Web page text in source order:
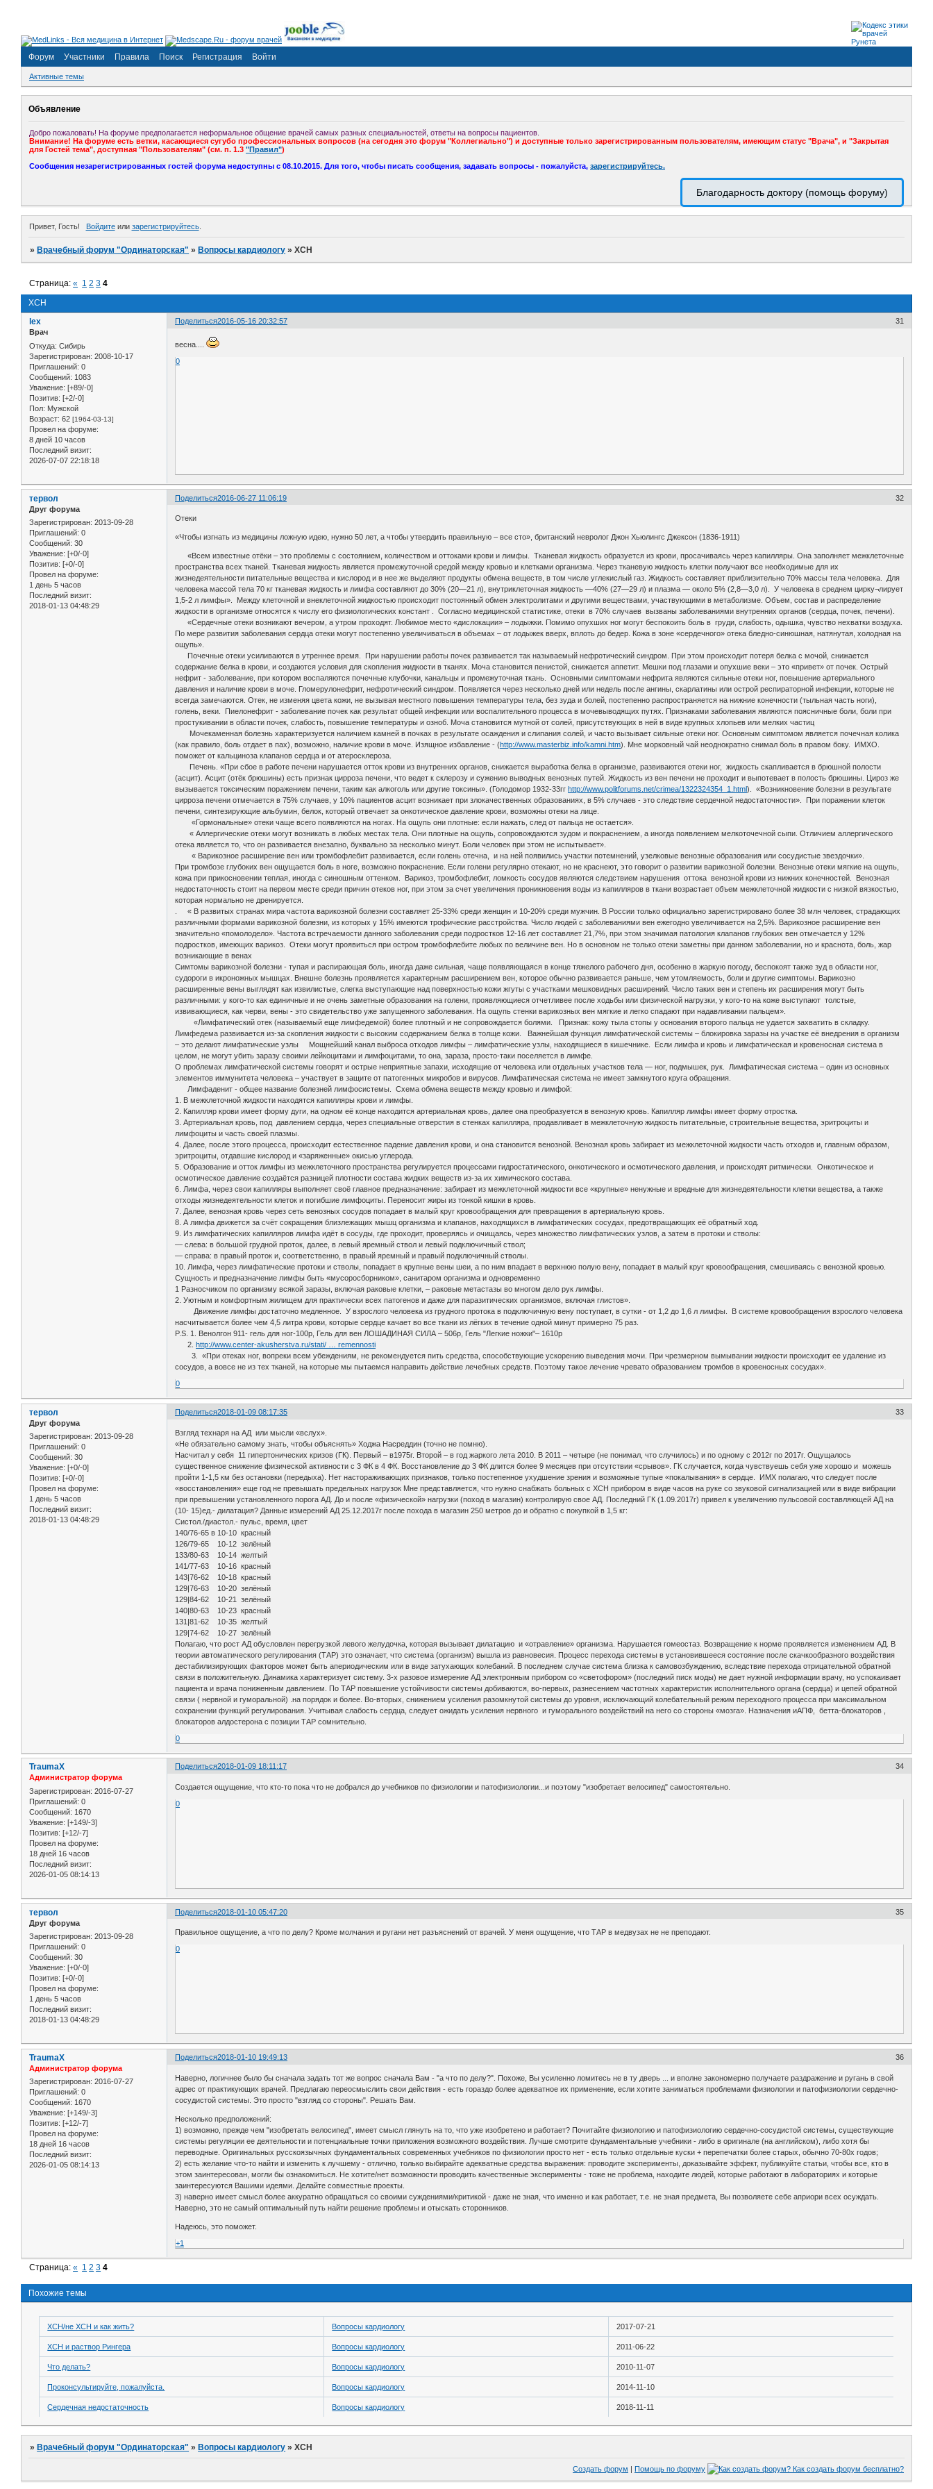
Форум Участники Правила Поиск Регистрация Войти
Активные темы
Объявление
Добро пожаловать! На форуме предполагается неформальное общение врачей самых разных специальностей, ответы на вопросы пациентов.
Внимание! На форуме есть ветки, касающиеся сугубо профессиональных вопросов (на сегодня это форум "Коллегиально") и доступные только зарегистрированным пользователям, имеющим статус "Врача", и "Закрытая
для Гостей тема", доступная "Пользователям" (см. п. 1.3 "Правил")
Сообщения незарегистрированных гостей форума недоступны с 08.10.2015. Для того, чтобы писать сообщения, задавать вопросы - пожалуйста, зарегистрируйтесь.
Благодарность доктору (помощь форуму)
Привет, Гость! Войдитеили зарегистрируйтесь.
» Врачебный форум "Ординаторская" » Вопросы кардиологу »ХСН
ХСН
Страница:« 1 2 3 4
Поделиться 31
2016-05-16 20:32:57
lex
Врач
Откуда: Сибирь
Зарегистрирован: 2008-10-17
Приглашений: 0
Сообщений: 1083
Уважение: [+89/-0]
Позитив: [+2/-0]
Пол: Мужской
Возраст: 62 [1964-03-13]
Провел на форуме:
8 дней 10 часов
Последний визит:
2026-07-07 22:18:18
весна....
0
Поделиться 32
2016-06-27 11:06:19
тервол
Друг форума
Зарегистрирован: 2013-09-28
Приглашений: 0
Сообщений: 30
Уважение: [+0/-0]
Позитив: [+0/-0]
Провел на форуме:
1 день 5 часов
Последний визит:
2018-01-13 04:48:29
Отеки
«Чтобы изгнать из медицины ложную идею, нужно 50 лет, а чтобы утвердить правильную – все сто», британский невролог Джон Хьюлингс Джексон (1836-1911)
«Всем известные отёки – это проблемы с состоянием, количеством и оттоками крови и лимфы. Тканевая жидкость образуется из крови, просачиваясь через капилляры. Она заполняет межклеточные
пространства всех тканей. Тканевая жидкость является промежуточной средой между кровью и клетками организма. Через тканевую жидкость клетки получают все необходимые для их
жизнедеятельности питательные вещества и кислород и в нее же выделяют продукты обмена веществ, в том числе углекислый газ. Жидкость составляет приблизительно 70% массы тела человека. Для
человека массой тела 70 кг тканевая жидкость и лимфа составляют до 30% (20—21 л), внутриклеточная жидкость —40% (27—29 л) и плазма — около 5% (2,8—3,0 л). У человека в среднем цирку¬лирует
1,5-2 л лимфы». Между клеточной и внеклеточной жидкостью происходит постоянный обмен электролитами и другими веществами, участвующими в метаболизме. Объем, состав и распределение
жидкости в организме относятся к числу его физиологических констант . Согласно медицинской статистике, отеки в 70% случаев вызваны заболеваниями внутренних органов (сердца, почек, печени).
«Сердечные отеки возникают вечером, а утром проходят. Любимое место «дислокации» – лодыжки. Помимо опухших ног могут беспокоить боль в груди, слабость, одышка, чувство нехватки воздуха.
По мере развития заболевания сердца отеки могут постепенно увеличиваться в объемах – от лодыжек вверх, вплоть до бедер. Кожа в зоне «сердечного» отека бледно-синюшная, натянутая, холодная на
ощупь».
Почечные отеки усиливаются в утреннее время. При нарушении работы почек развивается так называемый нефротический синдром. При этом происходит потеря белка с мочой, снижается
содержание белка в крови, и создаются условия для скопления жидкости в тканях. Моча становится пенистой, снижается аппетит. Мешки под глазами и опухшие веки – это «привет» от почек. Острый
нефрит - заболевание, при котором воспаляются почечные клубочки, канальцы и промежуточная ткань. Основными симптомами нефрита являются сильные отеки ног, повышение артериального
давления и наличие крови в моче. Гломерулонефрит, нефротический синдром. Появляется через несколько дней или недель после ангины, скарлатины или острой респираторной инфекции, которые не
всегда замечаются. Отек, не изменяя цвета кожи, не вызывая местного повышения температуры тела, без зуда и болей, постепенно распространяется на нижние конечности (тыльная часть ноги),
голень, веки. Пиелонефрит - заболевание почек как результат общей инфекции или воспалительного процесса в мочевыводящих путях. Признаками заболевания являются поясничные боли, боли при
простукивании в области почек, слабость, повышение температуры и озноб. Моча становится мутной от солей, присутствующих в ней в виде крупных хлопьев или мелких частиц
Мочекаменная болезнь характеризуется наличием камней в почках в результате осаждения и слипания солей, и часто вызывает сильные отеки ног. Основным симптомом является почечная колика
(как правило, боль отдает в пах), возможно, наличие крови в моче. Изящное избавление - (http://www.masterbiz.info/kamni.htm). Мне морковный чай неоднократно снимал боль в правом боку. ИМХО.
поможет от кальциноза клапанов сердца и от атеросклероза.
Печень. «При сбое в работе печени нарушается отток крови из внутренних органов, снижается выработка белка в организме, развиваются отеки ног, жидкость скапливается в брюшной полости
(асцит). Асцит (отёк брюшины) есть признак цирроза печени, что ведет к склерозу и сужению выводных венозных путей. Жидкость из вен печени не проходит и выпотевает в полость брюшины. Цироз же
вызывается токсическим поражением печени, таким как алкоголь или другие токсины». (Голодомор 1932-33ггhttp://www.politforums.net/crimea/1322324354_1.html). «Возникновение болезни в результате
цирроза печени отмечается в 75% случаев, у 10% пациентов асцит возникает при злокачественных образованиях, в 5% случаев - это следствие сердечной недостаточности». При поражении клеток
печени, синтезирующие альбумин, белок, который отвечает за онкотическое давление крови, возможны отеки на лице.
«Гормональные» отеки чаще всего появляются на ногах. На ощупь они плотные: если нажать, след от пальца не остается».
« Аллергические отеки могут возникать в любых местах тела. Они плотные на ощупь, сопровождаются зудом и покраснением, а иногда появлением мелкоточечной сыпи. Отличием аллергического
отека является то, что он развивается внезапно, буквально за несколько минут. Боли человек при этом не испытывает».
« Варикозное расширение вен или тромбофлебит развивается, если голень отечна, и на ней появились участки потемнений, узелковые венозные образования или сосудистые звездочки».
При тромбозе глубоких вен ощущается боль в ноге, возможно покраснение. Если голени регулярно отекают, но не краснеют, это говорит о развитии варикозной болезни. Венозные отеки мягкие на ощупь,
кожа при прикосновении теплая, иногда с синюшным оттенком. Варикоз, тромбофлебит, ломкость сосудов являются следствием нарушения оттока венозной крови из нижних конечностей. Венозная
недостаточность стоит на первом месте среди причин отеков ног, при этом за счет увеличения проникновения воды из капилляров в ткани возрастает объем межклеточной жидкости с низкой вязкостью,
которая нормально не дренируется.
. « В развитых странах мира частота варикозной болезни составляет 25-33% среди женщин и 10-20% среди мужчин. В России только официально зарегистрировано более 38 млн человек, страдающих
различными формами варикозной болезни, из которых у 15% имеются трофические расстройства. Число людей с заболеваниями вен ежегодно увеличивается на 2,5%. Варикозное расширение вен
значительно «помолодело». Частота встречаемости данного заболевания среди подростков 12-16 лет составляет 21,7%, при этом значимая патология клапанов глубоких вен отмечается у 12%
подростков, имеющих варикоз. Отеки могут проявиться при остром тромбофлебите любых по величине вен. Но в основном не только отеки заметны при данном заболевании, но и краснота, боль, жар
возникающие в венах
Симтомы варикозной болезни - тупая и распирающая боль, иногда даже сильная, чаще появляющаяся в конце тяжелого рабочего дня, особенно в жаркую погоду, беспокоят также зуд в области ног,
судороги в икроножных мышцах. Внешне болезнь проявляется характерным расширением вен, которое обычно развивается раньше, чем утомляемость, боли и другие симптомы. Варикозно
расширенные вены выглядят как извилистые, слегка выступающие над поверхностью кожи жгуты с участками мешковидных расширений. Число таких вен и степень их расширения могут быть
различными: у кого-то как единичные и не очень заметные образования на голени, проявляющиеся отчетливее после ходьбы или физической нагрузки, у кого-то на коже выступают толстые,
извивающиеся, как черви, вены - это свидетельство уже запущенного заболевания. На ощупь стенки варикозных вен мягкие и легко спадают при надавливании пальцем».
«Лимфатический отек (называемый еще лимфедемой) более плотный и не сопровождается болями. Признак: кожу тыла стопы у основания второго пальца не удается захватить в складку.
Лимфедема развивается из-за скопления жидкости с высоким содержанием белка в толще кожи. Важнейшая функция лимфатической системы – блокировка заразы на участке её внедрения в организм
– это делают лимфатические узлы Мощнейший канал выброса отходов лимфы – лимфатические узлы, находящиеся в кишечнике. Если лимфа и кровь и лимфатическая и кровеносная система в
целом, не могут убить заразу своими лейкоцитами и лимфоцитами, то она, зараза, просто-таки поселяется в лимфе.
О проблемах лимфатической системы говорят и острые неприятные запахи, исходящие от человека или отдельных участков тела — ног, подмышек, рук. Лимфатическая система – один из основных
элементов иммунитета человека – участвует в защите от патогенных микробов и вирусов. Лимфатическая система не имеет замкнутого круга обращения.
Лимфаденит - общее название болезней лимфосистемы. Схема обмена веществ между кровью и лимфой:
1. В межклеточной жидкости находятся капилляры крови и лимфы.
2. Капилляр крови имеет форму дуги, на одном её конце находится артериальная кровь, далее она преобразуется в венозную кровь. Капилляр лимфы имеет форму отростка.
3. Артериальная кровь, под давлением сердца, через специальные отверстия в стенках капилляра, продавливает в межклеточную жидкость питательные, строительные вещества, эритроциты и
лимфоциты и часть своей плазмы.
4. Далее, после этого процесса, происходит естественное падение давления крови, и она становится венозной. Венозная кровь забирает из межклеточной жидкости часть отходов и, главным образом,
эритроциты, отдавшие кислород и «заряженные» окисью углерода.
5. Образование и отток лимфы из межклеточного пространства регулируется процессами гидростатического, онкотического и осмотического давления, и происходят ритмически. Онкотическое и
осмотическое давление создаётся разницей плотности состава жидких веществ из-за их химического состава.
6. Лимфа, через свои капилляры выполняет своё главное предназначение: забирает из межклеточной жидкости все «крупные» ненужные и вредные для жизнедеятельности клетки вещества, а также
отходы жизнедеятельности клеток и погибшие лимфоциты. Переносит жиры из тонкой кишки в кровь.
7. Далее, венозная кровь через сеть венозных сосудов попадает в малый круг кровообращения для превращения в артериальную кровь.
8. А лимфа движется за счёт сокращения близлежащих мышц организма и клапанов, находящихся в лимфатических сосудах, предотвращающих её обратный ход.
9. Из лимфатических капилляров лимфа идёт в сосуды, где проходит, проверяясь и очищаясь, через множество лимфатических узлов, а затем в протоки и стволы:
— слева: в большой грудной проток, далее, в левый яремный ствол и левый подключичный ствол;
— справа: в правый проток и, соответственно, в правый яремный и правый подключичный стволы.
10. Лимфа, через лимфатические протоки и стволы, попадает в крупные вены шеи, а по ним впадает в верхнюю полую вену, попадает в малый круг кровообращения, смешиваясь с венозной кровью.
Сущность и предназначение лимфы быть «мусоросборником», санитаром организма и одновременно
1 Разносчиком по организму всякой заразы, включая раковые клетки, – раковые метастазы во многом дело рук лимфы.
2. Уютным и комфортным жилищем для практически всех патогенов и даже для паразитических организмов, включая глистов».
Движение лимфы достаточно медленное. У взрослого человека из грудного протока в подключичную вену поступает, в сутки - от 1,2 до 1,6 л лимфы. В системе кровообращения взрослого человека
насчитывается более чем 4,5 литра крови, которые сердце качает во все ткани из лёгких в течение одной минут примерно 75 раз.
P.S. 1. Венолгон 911- гель для ног-100р, Гель для вен ЛОШАДИНАЯ СИЛА – 506р, Гель "Легкие ножки"– 1610р
2.http://www.center-akusherstva.ru/stati/ … remennosti
3. «При отеках ног, вопреки всем убеждениям, не рекомендуется пить средства, способствующие ускорению выведения мочи. При чрезмерном вымывании жидкости происходит ее удаление из
сосудов, а вовсе не из тех тканей, на которые мы пытаемся направить действие лечебных средств. Поэтому такое лечение чревато образованием тромбов в кровеносных сосудах».
0
Поделиться 33
2018-01-09 08:17:35
тервол
Друг форума
Зарегистрирован: 2013-09-28
Приглашений: 0
Сообщений: 30
Уважение: [+0/-0]
Позитив: [+0/-0]
Провел на форуме:
1 день 5 часов
Последний визит:
2018-01-13 04:48:29
Взгляд технаря на АД или мысли «вслух».
«Не обязательно самому знать, чтобы объяснять» Ходжа Насреддин (точно не помню).
Насчитал у себя 11 гипертонических кризов (ГК). Первый – в1975г. Второй – в год жаркого лета 2010. В 2011 – четыре (не понимал, что случилось) и по одному с 2012г по 2017г. Ощущалось
существенное снижение физической активности с 3 ФК в 4 ФК. Восстановление до 3 ФК длится более 9 месяцев при отсутствии «срывов». ГК случается, когда чувствуешь себя уже хорошо и можешь
пройти 1-1,5 км без остановки (передыха). Нет настораживающих признаков, только постепенное ухудшение зрения и возможные тупые «покалывания» в сердце. ИМХ полагаю, что следует после
«восстановления» еще год не превышать предельных нагрузок Мне представляется, что нужно снабжать больных с ХСН прибором в виде часов на руке со звуковой сигнализацией или в виде вибрации
при превышении установленного порога АД. До и после «физической» нагрузки (поход в магазин) контролирую свое АД. Последний ГК (1.09.2017г) привел к увеличению пульсовой составляющей АД на
(10- 15)ед.- дилатация? Данные измерений АД 25.12.2017г после похода в магазин 250 метров до и обратно с покупкой в 1,5 кг:
Систол./диастол.- пульс, время, цвет
140/76-65 в 10-10 красный
126/79-65 10-12 зелёный
133/80-63 10-14 желтый
141/77-63 10-16 красный
143|76-62 10-18 красный
129|76-63 10-20 зелёный
129|84-62 10-21 зелёный
140|80-63 10-23 красный
131|81-62 10-35 желтый
129|74-62 10-27 зелёный
Полагаю, что рост АД обусловлен перегрузкой левого желудочка, которая вызывает дилатацию и «отравление» организма. Нарушается гомеостаз. Возвращение к норме проявляется изменением АД. В
теории автоматического регулирования (ТАР) это означает, что система (организм) вышла из равновесия. Процесс перехода системы в установившееся состояние после скачкообразного воздействия
дестабилизирующих факторов может быть апериодическим или в виде затухающих колебаний. В последнем случае система близка к самовозбуждению, вследствие перехода отрицательной обратной
связи в положительную. Динамика характеризует систему. 3-х разовое измерение АД электронным прибором со «светофором» (последний писк моды) не дает нужной информации врачу, но успокаивает
пациента и врача пониженным давлением. По ТАР повышение устойчивости системы добиваются, во-первых, разнесением частотных характеристик исполнительного органа (сердца) и цепей обратной
связи ( нервной и гуморальной) .на порядок и более. Во-вторых, снижением усиления разомкнутой системы до уровня, исключающий колебательный режим переходного процесса при максимальном
сохранении функций регулирования. Учитывая слабость сердца, следует ожидать усиления нервного и гуморального воздействий на него со стороны «мозга». Назначения иАПФ, бетта-блокаторов ,
блокаторов алдостерона с позиции ТАР сомнительно.
0
Поделиться 34
2018-01-09 18:11:17
TraumaX
Администратор форума
Зарегистрирован: 2016-07-27
Приглашений: 0
Сообщений: 1670
Уважение: [+149/-3]
Позитив: [+12/-7]
Провел на форуме:
18 дней 16 часов
Последний визит:
2026-01-05 08:14:13
Создается ощущение, что кто-то пока что не добрался до учебников по физиологии и патофизиологии...и поэтому "изобретает велосипед" самостоятельно.
0
Поделиться 35
2018-01-10 05:47:20
тервол
Друг форума
Зарегистрирован: 2013-09-28
Приглашений: 0
Сообщений: 30
Уважение: [+0/-0]
Позитив: [+0/-0]
Провел на форуме:
1 день 5 часов
Последний визит:
2018-01-13 04:48:29
Правильное ощущение, а что по делу? Кроме молчания и ругани нет разъяснений от врачей. У меня ощущение, что ТАР в медвузах не не преподают.
0
Поделиться 36
2018-01-10 19:49:13
TraumaX
Администратор форума
Зарегистрирован: 2016-07-27
Приглашений: 0
Сообщений: 1670
Уважение: [+149/-3]
Позитив: [+12/-7]
Провел на форуме:
18 дней 16 часов
Последний визит:
2026-01-05 08:14:13
Наверно, логичнее было бы сначала задать тот же вопрос сначала Вам - "а что по делу?". Похоже, Вы усиленно ломитесь не в ту дверь ... и вполне закономерно получаете раздражение и ругань в свой
адрес от практикующих врачей. Предлагаю переосмыслить свои действия - есть гораздо более адекватное их применение, если хотите заниматься проблемами физиологии и патофизиологии сердечно-
сосудистой системы. Это просто "взгляд со стороны". Решать Вам.
Несколько предположений:
1) возможно, прежде чем "изобретать велосипед", имеет смысл глянуть на то, что уже изобретено и работает? Почитайте физиологию и патофизиологию сердечно-сосудистой системы, существующие
системы регуляции ее деятельности и потенциальные точки приложения возможного воздействия. Лучше смотрите фундаментальные учебники - либо в оригинале (на английском), либо хотя бы
переводные. Оригинальных русскоязычных фундаментальных современных учебников по физиологии просто нет - есть только отдельные куски + перепечатки более старых, обычно 70-80х годов;
2) есть желание что-то найти и изменить к лучшему - отлично, только выбирайте адекватные средства выражения: проводите эксперименты, доказывайте эффект, публикуйте статьи, чтобы все, кто в
этом заинтересован, могли бы ознакомиться. Не хотите/нет возможности проводить качественные эксперименты - тоже не проблема, находите людей, которые работают в лабораториях и которые
заинтересуются Вашими идеями. Делайте совместные проекты.
3) наверно имеет смысл более аккуратно обращаться со своими суждениями/критикой - даже не зная, что именно и как работает, т.е. не зная предмета, Вы позволяете себе априори всех осуждать.
Наверно, это не самый оптимальный путь найти решение проблемы и отыскать сторонников.
Надеюсь, это поможет.
+1
Страница:« 1 2 3 4
Похожие темы
ХСН/не ХСН и как жить? Вопросы кардиологу 2017-07-21
ХСН и раствор Рингера Вопросы кардиологу 2011-06-22
Что делать? Вопросы кардиологу 2010-11-07
Проконсультируйте, пожалуйста. Вопросы кардиологу 2014-11-10
Сердечная недостаточность Вопросы кардиологу 2018-11-11
»Врачебный форум "Ординаторская" »Вопросы кардиологу »ХСН
Создать форум Помощь по форуму